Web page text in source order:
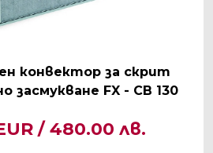
конвектор за скрит
засмукване FX - CB 130
/ 480.00 лв.